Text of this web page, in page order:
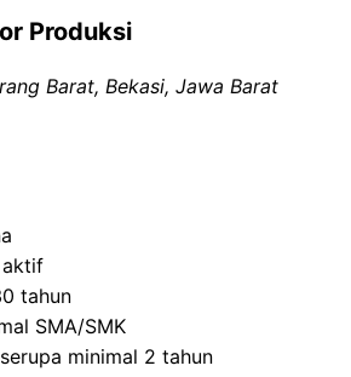
Produksi
Barat, Bekasi, Jawa Barat
aktif
tahun
SMA/SMK
minimal 2 tahun